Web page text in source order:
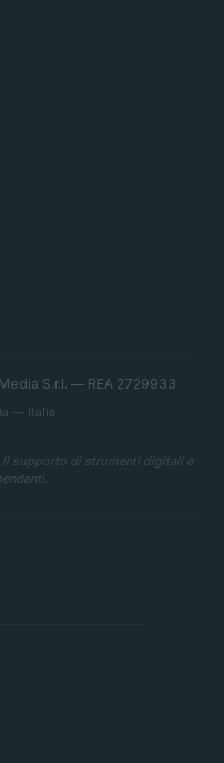
S.r.l. — REA 2729933
— Italia
il supporto di strumenti digitali e